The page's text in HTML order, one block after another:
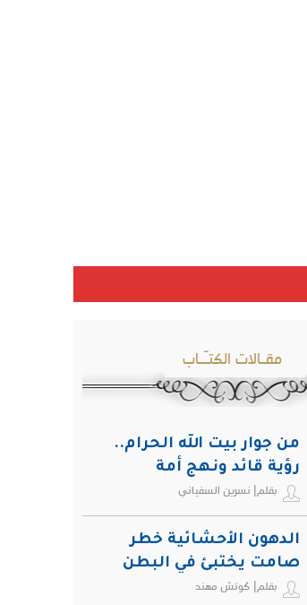
مقـالات الكتـّـاب
من جوار بيت الله الحرام..
رؤية قائد ونهج أمة
بقلم| نسرين السفياني
الدهون الأحشائية خطر
صامت يختبئ في البطن
ويهدد صحة الإنسان
بقلم| كوتش مهند